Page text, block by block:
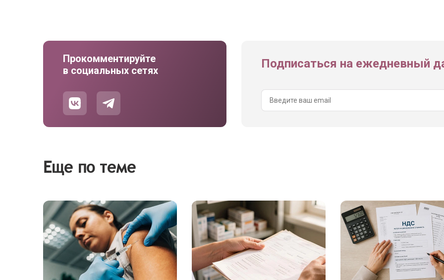
Прокомментируйте
в социальных сетях
Подписаться на ежедневный
Еще по теме